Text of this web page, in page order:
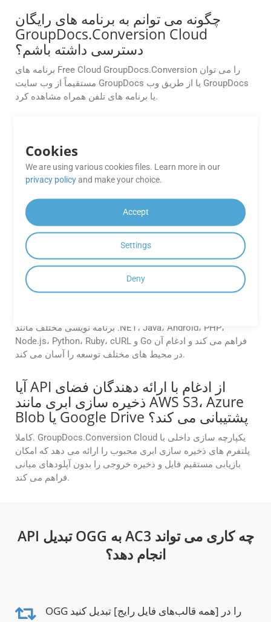
چگونه می توانم به برنامه های رایگان
GroupDocs.Conversion Cloud
دسترسی داشته باشم؟
برنامه های Free Cloud GroupDocs.Conversion را می توان
مستقیماً از وب سایت GroupDocs یا از طریق وب GroupDocs
یا برنامه های تلفن همراه مشاهده کرد.
Cloud را برای تبدیل خودکار اسناد در
CI/CD pipeline خود ادغام کنم؟
بله، این API برای پشتیبانی از گردش‌های کاری خودکار ساخته
موجود برای .NET، Java، PHP، Ruby، Android، Go، Python و
سایر پلتفرم‌ها در خط تولید CI/CD خود ادغام کنید. این به شما
امکان می‌دهد تا تبدیل اسناد را به طور خودکار در طول مراحل
آیا SDKهایی برای APIهای Cloud
GroupDocs.Conversion موجود است؟
برنامه نویسی مختلف مانند .NET، Java، Android، PHP،
Node.js، Python، Ruby، cURL و Go فراهم می کند و ادغام آن
در محیط های مختلف توسعه را آسان می کند.
آیا API از ادغام با ارائه دهندگان فضای
ذخیره سازی ابری مانند AWS S3، Azure
Blob یا Google Drive پشتیبانی می کند؟
کاملا. GroupDocs.Conversion Cloud یکپارچه سازی داخلی با
پلتفرم های ذخیره سازی ابری محبوب را ارائه می دهد که امکان
بازیابی مستقیم فایل و ذخیره خروجی را بدون آپلودهای میانی
فراهم می کند.
API تبدیل OGG به AC3 چه کاری می تواند
انجام دهد؟
OGG را در [همه قالب‌های فایل رایج] تبدیل کنید
Cookies
We are using various cookies files. Learn more in our
privacy policyand make your choice.
Accept
Settings
Deny